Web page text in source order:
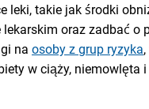
leki, takie jak środki
oraz zadbać o
na osoby z grup ryzyka
w ciąży, niemowlęta i